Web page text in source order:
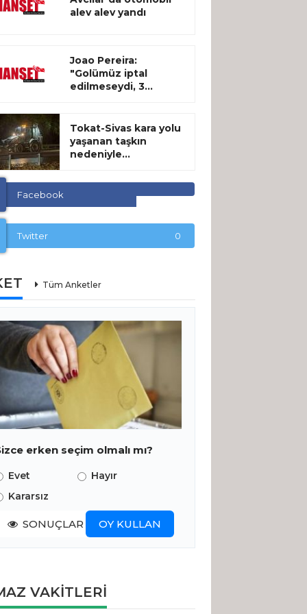
alev alev yandı
Joao Pereira:
"Golümüz iptal
edilmeseydi, 3...
Tokat-Sivas kara yolu
yaşanan taşkın
nedeniyle...
Facebook
Twitter 0
Tüm Anketler
erken seçim olmalı mı?
Evet
Hayır
Kararsız
SONUÇLAR OY KULLAN
VAKİTLERİ